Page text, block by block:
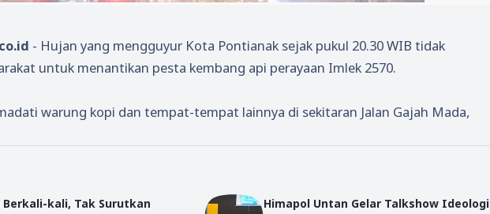
- Hujan yang mengguyur Kota Pontianak sejak pukul 20.30 WIB tidak
untuk menantikan pesta kembang api perayaan Imlek 2570.
warung kopi dan tempat-tempat lainnya di sekitaran Jalan Gajah Mada,
kali, Tak Surutkan
Himapol Untan Gelar Talkshow Ideologi